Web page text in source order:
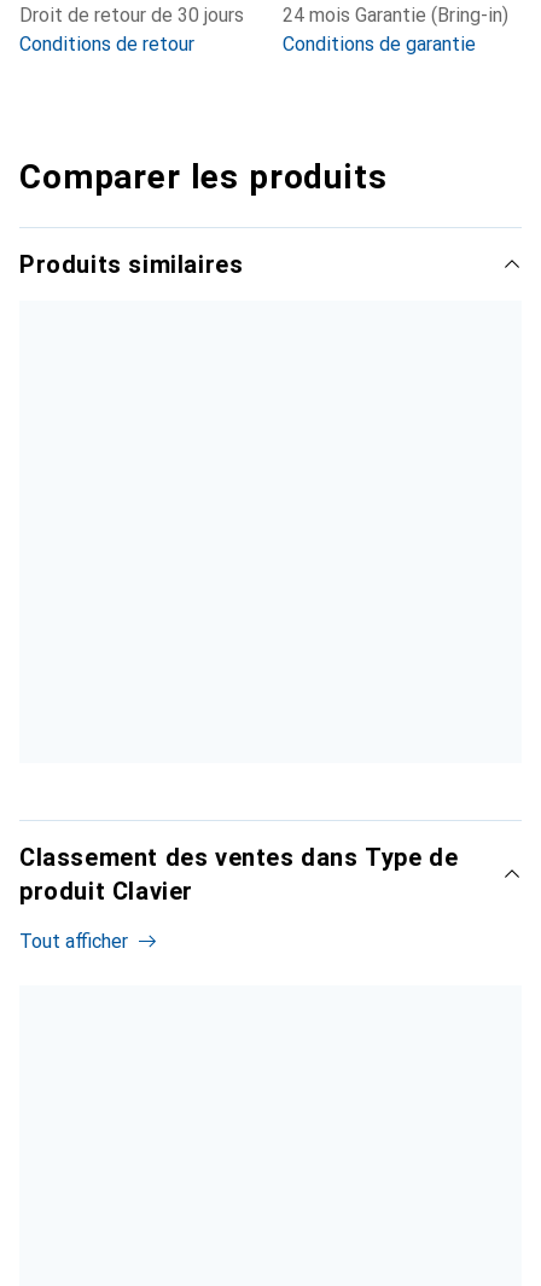
Droit de retour de 30 jours
Conditions de retour
24 mois Garantie (Bring-in)
Conditions de garantie
Comparer les produits
Produits similaires
Classement des ventes dans Type de
produit Clavier
Tout afficher